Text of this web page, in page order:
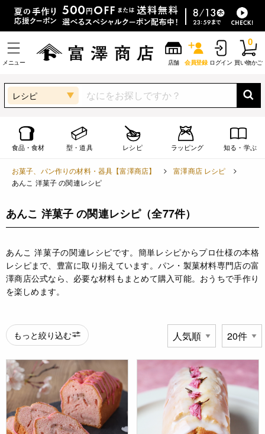
メニュー 店舗 会員登録 ログイン 買い物かご
0
レシピ
食品・食材 型・道具 レシピ ラッピング 知る・学ぶ
お菓子、パン作りの材料・器具【富澤商店】
富澤商店 レシピ
あんこ 洋菓子 の関連レシピ
あんこ 洋菓子 の関連レシピ（全77件）
あんこ 洋菓子の関連レシピです。簡単レシピからプロ仕様の本格
レシピまで、豊富に取り揃えています。パン・製菓材料専門店の富
澤商店公式なら、必要な材料もまとめて購入可能。おうちで手作り
を楽しめます。
もっと絞り込む